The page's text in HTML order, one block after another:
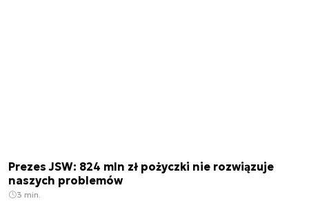
Prezes JSW: 824 mln zł pożyczki nie rozwiązuje
naszych problemów
3 min.